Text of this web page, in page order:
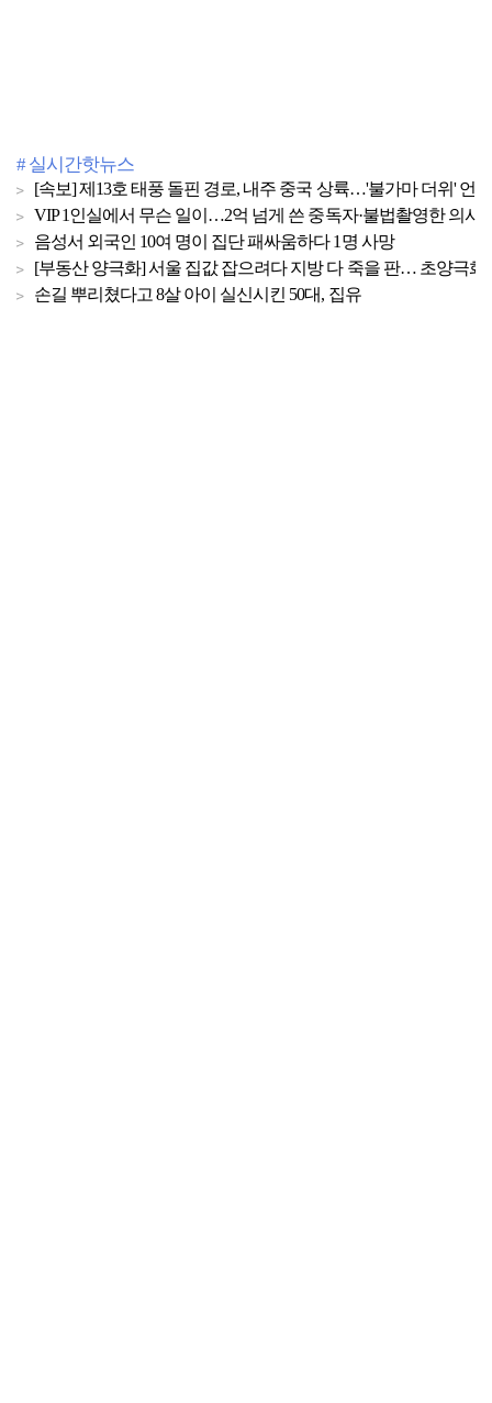
# 실시간핫뉴스
[속보] 제13호 태풍 돌핀 경로, 내주 중국 상륙…'불가마 더위' 언
VIP 1인실에서 무슨 일이…2억 넘게 쓴 중독자·불법촬영한 의사
음성서 외국인 10여 명이 집단 패싸움하다 1명 사망
[부동산 양극화] 서울 집값 잡으려다 지방 다 죽을 판… 초양극화
손길 뿌리쳤다고 8살 아이 실신시킨 50대, 집유